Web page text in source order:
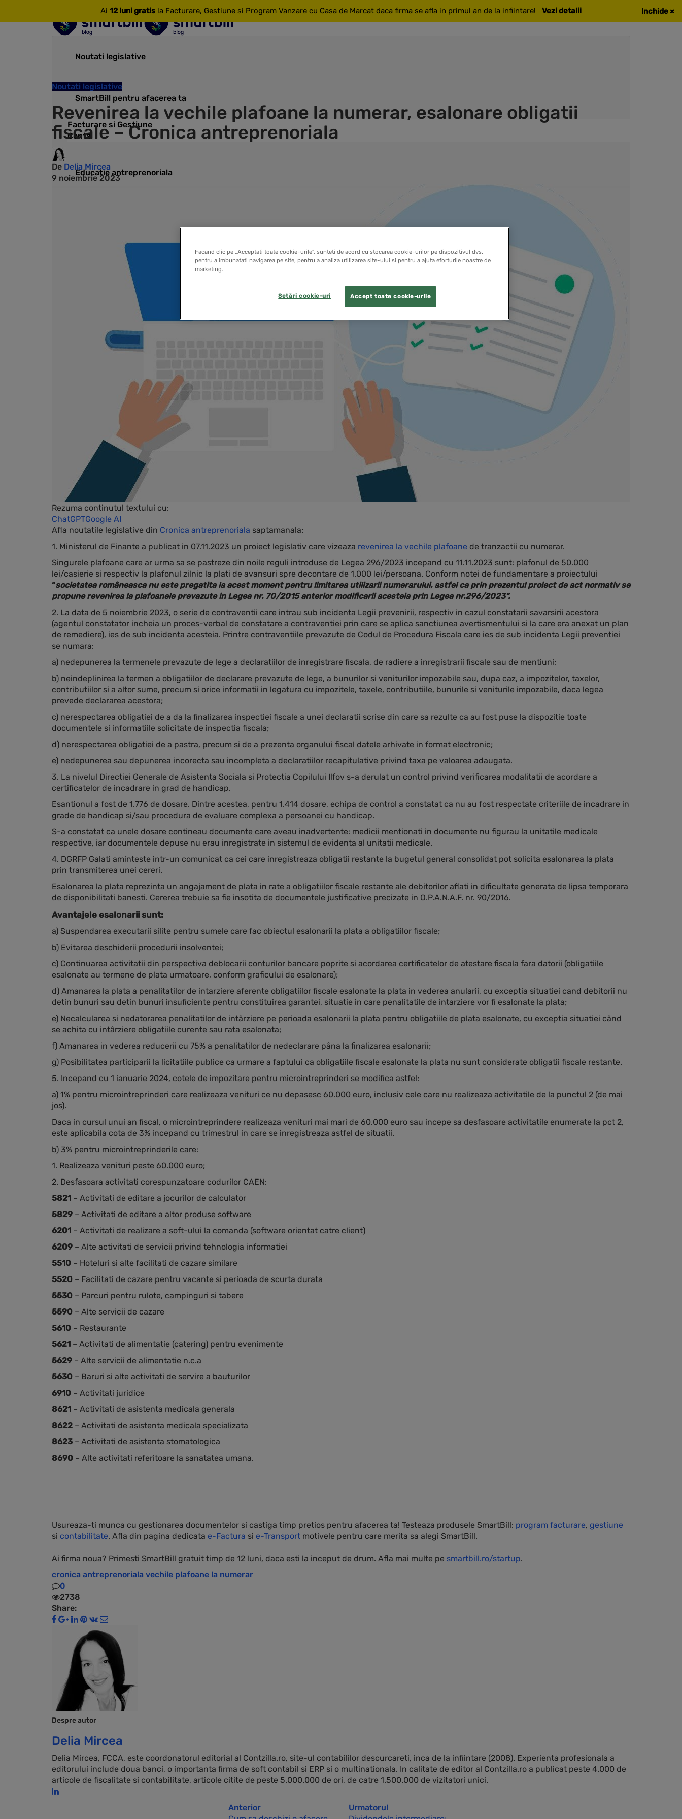
Ai 12 luni gratis la Facturare, Gestiune si Program Vanzare cu Casa de Marcat daca firma se afla in primul an de la infiintare! Vezi detalii Inchide ×
Noutati legislative
SmartBill pentru afacerea ta
Facturare si Gestiune
Conta
Educatie antreprenoriala
Noutati legislative
Revenirea la vechile plafoane la numerar, esalonare obligatii
fiscale – Cronica antreprenoriala
De Delia Mircea
9 noiembrie 2023
Rezuma continutul textului cu:
ChatGPTGoogle AI
Afla noutatile legislative din Cronica antreprenoriala saptamanala:
1. Ministerul de Finante a publicat in 07.11.2023 un proiect legislativ care vizeaza revenirea la vechile plafoane de tranzactii cu numerar.
Singurele plafoane care ar urma sa se pastreze din noile reguli introduse de Legea 296/2023 incepand cu 11.11.2023 sunt: plafonul de 50.000
lei/casierie si respectiv la plafonul zilnic la plati de avansuri spre decontare de 1.000 lei/persoana. Conform notei de fundamentare a proiectului
“societatea româneasca nu este pregatita la acest moment pentru limitarea utilizarii numerarului, astfel ca prin prezentul proiect de act normativ se
propune revenirea la plafoanele prevazute in Legea nr. 70/2015 anterior modificarii acesteia prin Legea nr.296/2023”.
2. La data de 5 noiembrie 2023, o serie de contraventii care intrau sub incidenta Legii prevenirii, respectiv in cazul constatarii savarsirii acestora
(agentul constatator incheia un proces-verbal de constatare a contraventiei prin care se aplica sanctiunea avertismentului si la care era anexat un plan
de remediere), ies de sub incidenta acesteia. Printre contraventiile prevazute de Codul de Procedura Fiscala care ies de sub incidenta Legii preventiei
se numara:
a) nedepunerea la termenele prevazute de lege a declaratiilor de inregistrare fiscala, de radiere a inregistrarii fiscale sau de mentiuni;
b) neindeplinirea la termen a obligatiilor de declarare prevazute de lege, a bunurilor si veniturilor impozabile sau, dupa caz, a impozitelor, taxelor,
contributiilor si a altor sume, precum si orice informatii in legatura cu impozitele, taxele, contributiile, bunurile si veniturile impozabile, daca legea
prevede declararea acestora;
c) nerespectarea obligatiei de a da la finalizarea inspectiei fiscale a unei declaratii scrise din care sa rezulte ca au fost puse la dispozitie toate
documentele si informatiile solicitate de inspectia fiscala;
d) nerespectarea obligatiei de a pastra, precum si de a prezenta organului fiscal datele arhivate in format electronic;
e) nedepunerea sau depunerea incorecta sau incompleta a declaratiilor recapitulative privind taxa pe valoarea adaugata.
3. La nivelul Directiei Generale de Asistenta Sociala si Protectia Copilului Ilfov s-a derulat un control privind verificarea modalitatii de acordare a
certificatelor de incadrare in grad de handicap.
Esantionul a fost de 1.776 de dosare. Dintre acestea, pentru 1.414 dosare, echipa de control a constatat ca nu au fost respectate criteriile de incadrare in
grade de handicap si/sau procedura de evaluare complexa a persoanei cu handicap.
S-a constatat ca unele dosare contineau documente care aveau inadvertente: medicii mentionati in documente nu figurau la unitatile medicale
respective, iar documentele depuse nu erau inregistrate in sistemul de evidenta al unitatii medicale.
4. DGRFP Galati aminteste intr-un comunicat ca cei care inregistreaza obligatii restante la bugetul general consolidat pot solicita esalonarea la plata
prin transmiterea unei cereri.
Esalonarea la plata reprezinta un angajament de plata in rate a obligatiilor fiscale restante ale debitorilor aflati in dificultate generata de lipsa temporara
de disponibilitati banesti. Cererea trebuie sa fie insotita de documentele justificative precizate in O.P.A.N.A.F. nr. 90/2016.
Avantajele esalonarii sunt:
a) Suspendarea executarii silite pentru sumele care fac obiectul esalonarii la plata a obligatiilor fiscale;
b) Evitarea deschiderii procedurii insolventei;
c) Continuarea activitatii din perspectiva deblocarii conturilor bancare poprite si acordarea certificatelor de atestare fiscala fara datorii (obligatiile
esalonate au termene de plata urmatoare, conform graficului de esalonare);
d) Amanarea la plata a penalitatilor de intarziere aferente obligatiilor fiscale esalonate la plata in vederea anularii, cu exceptia situatiei cand debitorii nu
detin bunuri sau detin bunuri insuficiente pentru constituirea garantei, situatie in care penalitatile de intarziere vor fi esalonate la plata;
e) Necalcularea si nedatorarea penalitatilor de intârziere pe perioada esalonarii la plata pentru obligatiile de plata esalonate, cu exceptia situatiei când
se achita cu intârziere obligatiile curente sau rata esalonata;
f) Amanarea in vederea reducerii cu 75% a penalitatilor de nedeclarare pâna la finalizarea esalonarii;
g) Posibilitatea participarii la licitatiile publice ca urmare a faptului ca obligatiile fiscale esalonate la plata nu sunt considerate obligatii fiscale restante.
5. Incepand cu 1 ianuarie 2024, cotele de impozitare pentru microintreprinderi se modifica astfel:
a) 1% pentru microintreprinderi care realizeaza venituri ce nu depasesc 60.000 euro, inclusiv cele care nu realizeaza activitatile de la punctul 2 (de mai
jos).
Daca in cursul unui an fiscal, o microintreprindere realizeaza venituri mai mari de 60.000 euro sau incepe sa desfasoare activitatile enumerate la pct 2,
este aplicabila cota de 3% incepand cu trimestrul in care se inregistreaza astfel de situatii.
b) 3% pentru microintreprinderile care:
1. Realizeaza venituri peste 60.000 euro;
2. Desfasoara activitati corespunzatoare codurilor CAEN:
5821 – Activitati de editare a jocurilor de calculator
5829 – Activitati de editare a altor produse software
6201 – Activitati de realizare a soft-ului la comanda (software orientat catre client)
6209 – Alte activitati de servicii privind tehnologia informatiei
5510 – Hoteluri si alte facilitati de cazare similare
5520 – Facilitati de cazare pentru vacante si perioada de scurta durata
5530 – Parcuri pentru rulote, campinguri si tabere
5590 – Alte servicii de cazare
5610 – Restaurante
5621 – Activitati de alimentatie (catering) pentru evenimente
5629 – Alte servicii de alimentatie n.c.a
5630 – Baruri si alte activitati de servire a bauturilor
6910 – Activitati juridice
8621 – Activitati de asistenta medicala generala
8622 – Activitati de asistenta medicala specializata
8623 – Activitati de asistenta stomatologica
8690 – Alte activitati referitoare la sanatatea umana.
Usureaza-ti munca cu gestionarea documentelor si castiga timp pretios pentru afacerea ta! Testeaza produsele SmartBill: program facturare, gestiune
si contabilitate. Afla din pagina dedicata e-Factura si e-Transport motivele pentru care merita sa alegi SmartBill.
Ai firma noua? Primesti SmartBill gratuit timp de 12 luni, daca esti la inceput de drum. Afla mai multe pe smartbill.ro/startup.
cronica antreprenoriala vechile plafoane la numerar
0
2738
Share:
Despre autor
Delia Mircea
Delia Mircea, FCCA, este coordonatorul editorial al Contzilla.ro, site-ul contabililor descurcareti, inca de la infiintare (2008). Experienta profesionala a
editorului include doua banci, o importanta firma de soft contabil si ERP si o multinationala. In calitate de editor al Contzilla.ro a publicat peste 4.000 de
articole de fiscalitate si contabilitate, articole citite de peste 5.000.000 de ori, de catre 1.500.000 de vizitatori unici.
Anterior
Urmatorul
Facand clic pe „Acceptati toate cookie-urile”, sunteti de acord cu stocarea cookie-urilor pe dispozitivul dvs.
pentru a imbunatati navigarea pe site, pentru a analiza utilizarea site-ului si pentru a ajuta eforturile noastre de
marketing.
Accept toate cookie-urile
Setări cookie-uri